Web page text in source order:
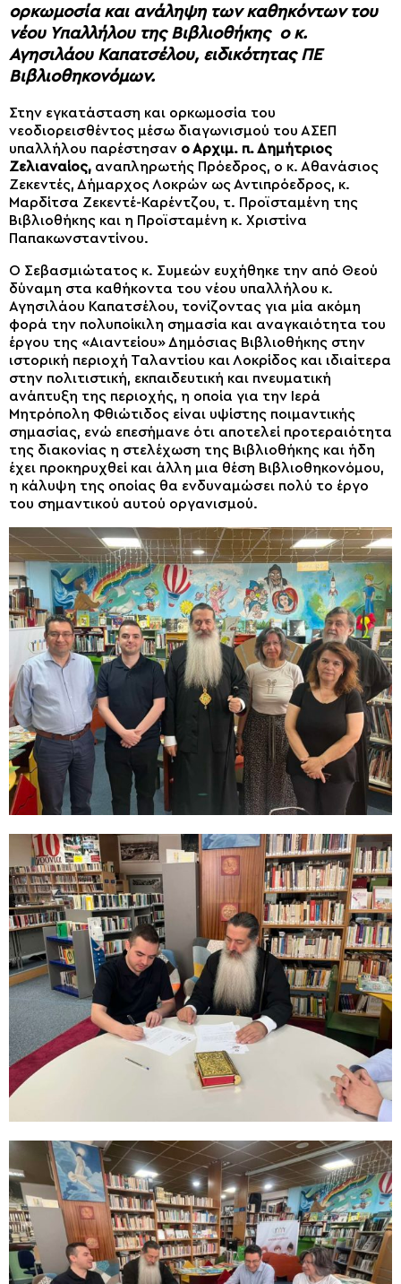
ορκωμοσία και ανάληψη των καθηκόντων του
νέου Υπαλλήλου της Βιβλιοθήκης ο κ.
Αγησιλάου Καπατσέλου, ειδικότητας ΠΕ
Βιβλιοθηκονόμων.
Στην εγκατάσταση και ορκωμοσία του
νεοδιορεισθέντος μέσω διαγωνισμού του ΑΣΕΠ
υπαλλήλου παρέστησαν ο Αρχιμ. π. Δημήτριος
Ζελιαναίος, αναπληρωτής Πρόεδρος, ο κ. Αθανάσιος
Ζεκεντές, Δήμαρχος Λοκρών ως Αντιπρόεδρος, κ.
Μαρδίτσα Ζεκεντέ-Καρέντζου, τ. Προϊσταμένη της
Βιβλιοθήκης και η Προϊσταμένη κ. Χριστίνα
Παπακωνσταντίνου.
Ο Σεβασμιώτατος κ. Συμεών ευχήθηκε την από Θεού
δύναμη στα καθήκοντα του νέου υπαλλήλου κ.
Αγησιλάου Καπατσέλου, τονίζοντας για μία ακόμη
φορά την πολυποίκιλη σημασία και αναγκαιότητα του
έργου της «Αιαντείου» Δημόσιας Βιβλιοθήκης στην
ιστορική περιοχή Ταλαντίου και Λοκρίδος και ιδιαίτερα
στην πολιτιστική, εκπαιδευτική και πνευματική
ανάπτυξη της περιοχής, η οποία για την Ιερά
Μητρόπολη Φθιώτιδος είναι υψίστης ποιμαντικής
σημασίας, ενώ επεσήμανε ότι αποτελεί προτεραιότητα
της διακονίας η στελέχωση της Βιβλιοθήκης και ήδη
έχει προκηρυχθεί και άλλη μια θέση Βιβλιοθηκονόμου,
η κάλυψη της οποίας θα ενδυναμώσει πολύ το έργο
του σημαντικού αυτού οργανισμού.